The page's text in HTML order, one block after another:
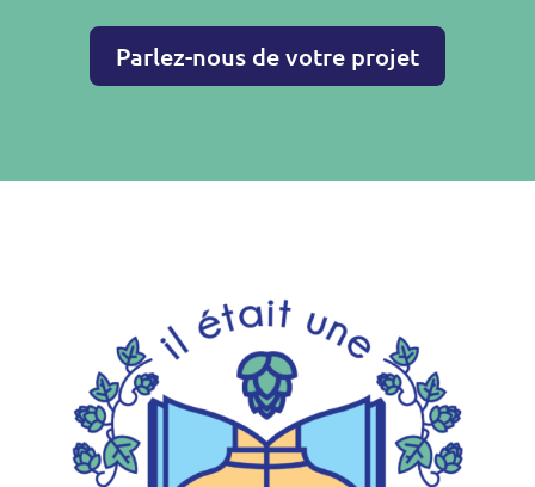
Parlez-nous de votre projet